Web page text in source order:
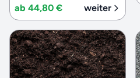
ab 44,80 € weiter